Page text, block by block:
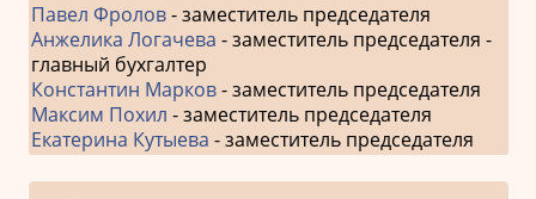
Павел Фролов- заместитель председателя
Анжелика Логачева - заместитель председателя -
главный бухгалтер
Константин Марков- заместитель председателя
Максим Похил - заместитель председателя
Екатерина Кутыева - заместитель председателя